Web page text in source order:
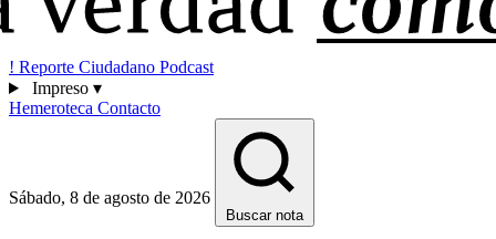
! Reporte Ciudadano Podcast
Impreso ▾
Hemeroteca Contacto
Sábado, 8 de agosto de 2026
Buscar nota